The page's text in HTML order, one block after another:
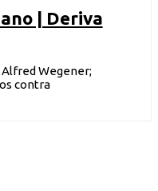
| Deriva
Wegener;
contra